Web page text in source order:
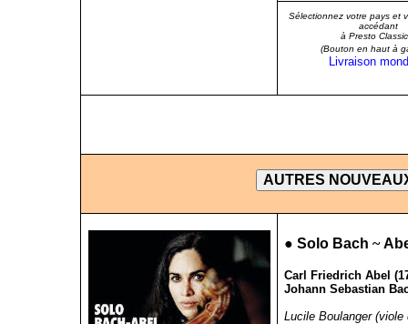
Sélectionnez votre pays et
accédant
à Presto
(Bouton en haut à
Livraison
●Solo Bach~
Carl Friedrich Abel
Johann Sebastian
Lucile Boulanger